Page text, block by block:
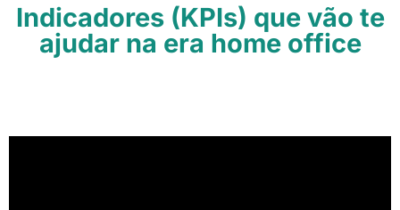
Indicadores (KPIs) que vão te
ajudar na era home office